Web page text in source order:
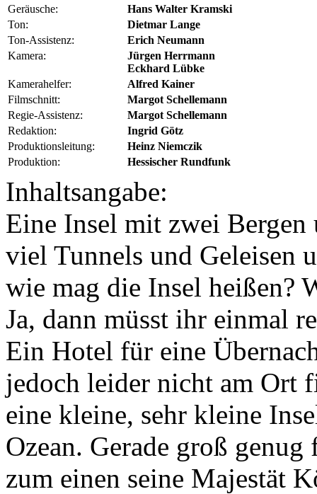
Geräusche:
Hans Walter Kramski
Ton:
Dietmar Lange
Ton-Assistenz:
Erich Neumann
Kamera:
Jürgen Herrmann
Eckhard Lübke
Kamerahelfer:
Alfred Kainer
Filmschnitt:
Margot Schellemann
Regie-Assistenz:
Margot Schellemann
Redaktion:
Ingrid Götz
Produktionsleitung:
Heinz Niemczik
Produktion:
Hessischer Rundfunk
Inhaltsangabe:
Eine Insel mit zwei
viel Tunnels und Geleisen
wie mag die Insel heißen?
Ja, dann müsst ihr einmal
Ein Hotel für eine
jedoch leider nicht am Ort
eine kleine, sehr kleine
Ozean. Gerade groß
zum einen seine Majestät